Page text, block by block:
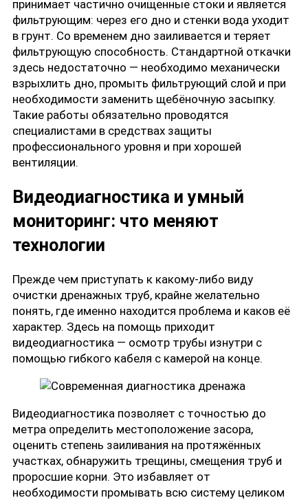
принимает частично очищенные стоки и является
фильтрующим: через его дно и стенки вода уходит
в грунт. Со временем дно заиливается и теряет
фильтрующую способность. Стандартной откачки
здесь недостаточно — необходимо механически
взрыхлить дно, промыть фильтрующий слой и при
необходимости заменить щебёночную засыпку.
Такие работы обязательно проводятся
специалистами в средствах защиты
профессионального уровня и при хорошей
вентиляции.
Видеодиагностика и умный
мониторинг: что меняют
технологии
Прежде чем приступать к какому-либо виду
очистки дренажных труб, крайне желательно
понять, где именно находится проблема и каков её
характер. Здесь на помощь приходит
видеодиагностика — осмотр трубы изнутри с
помощью гибкого кабеля с камерой на конце.
Видеодиагностика позволяет с точностью до
метра определить местоположение засора,
оценить степень заиливания на протяжённых
участках, обнаружить трещины, смещения труб и
проросшие корни. Это избавляет от
необходимости промывать всю систему целиком